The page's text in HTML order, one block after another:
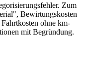
Zum
Bewirtungskosten
ohne km-
mit Begründung.